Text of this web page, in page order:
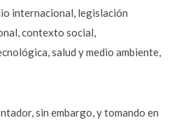
internacional, legislación
contexto social,
salud y medio ambiente,
sin embargo, y tomando en